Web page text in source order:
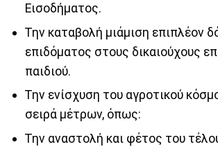
Εισοδήματος.
Την καταβολή μιάμιση επιπλέον
επιδόματος στους δικαιούχους
παιδιού.
Την ενίσχυση του αγροτικού
σειρά μέτρων, όπως:
Την αναστολή και φέτος του